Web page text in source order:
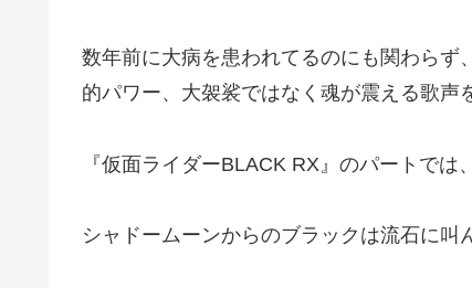
数年前に大病を患われてるのにも関わらず
的パワー、大袈裟ではなく魂が震える歌声
『仮面ライダーBLACK RX』のパートでは
シャドームーンからのブラックは流石に叫